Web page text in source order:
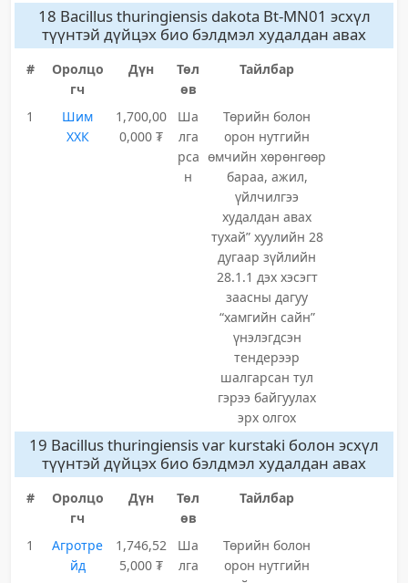
18 Bacillus thuringiensis dakota Bt-MN01 эсхүл
түүнтэй дүйцэх био бэлдмэл худалдан авах
#
Оролцо
гч
Дүн
Төл
өв
Тайлбар
1
Шим
ХХК
1,700,00
0,000 ₮
Ша
лга
рса
н
Төрийн болон
орон нутгийн
өмчийн хөрөнгөөр
бараа, ажил,
үйлчилгээ
худалдан авах
тухай” хуулийн 28
дугаар зүйлийн
28.1.1 дэх хэсэгт
заасны дагуу
“хамгийн сайн”
үнэлэгдсэн
тендерээр
шалгарсан тул
гэрээ байгуулах
эрх олгох
19 Bacillus thuringiensis var kurstaki болон эсхүл
түүнтэй дүйцэх био бэлдмэл худалдан авах
#
Оролцо
гч
Дүн
Төл
өв
Тайлбар
1
Агротре
йд
1,746,52
5,000 ₮
Ша
лга
Төрийн болон
орон нутгийн